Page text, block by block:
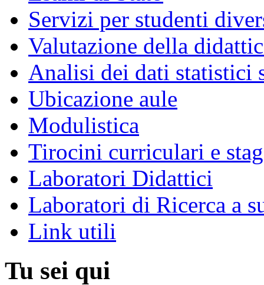
Servizi per studenti
Valutazione della
Analisi dei dati statistici
Ubicazione aule
Modulistica
Tirocini curriculari e
Laboratori Didattici
Laboratori di Ricerca a
Link utili
Tu sei qui